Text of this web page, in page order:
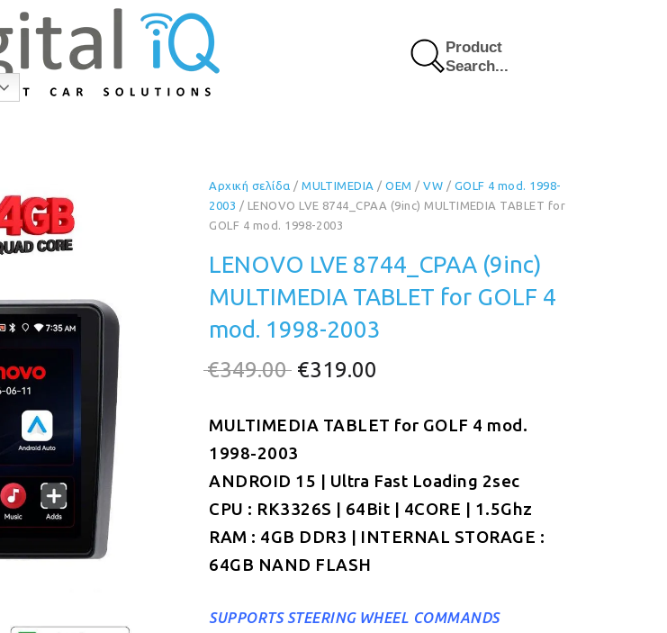
Product
Search...
9% Έκπτωση
Αρχική σελίδα /MULTIMEDIA /OEM /VW / GOLF 4 mod. 1998-
2003 / LENOVO LVE 8744_CPAA (9inc) MULTIMEDIA TABLET for
GOLF 4 mod. 1998-2003
LENOVO LVE 8744_CPAA (9inc)
MULTIMEDIA TABLET for GOLF 4
mod. 1998-2003
€349.00 Original
was:
€319.00
τιμή
€319.00.
MULTIMEDIA TABLET for GOLF 4 mod.
1998-2003
ANDROID 15 | Ultra Fast Loading 2sec
CPU : RK3326S | 64Bit | 4CORE | 1.5Ghz
RAM : 4GB DDR3 | INTERNAL STORAGE :
64GB NAND FLASH
SUPPORTS STEERING WHEEL COMMANDS